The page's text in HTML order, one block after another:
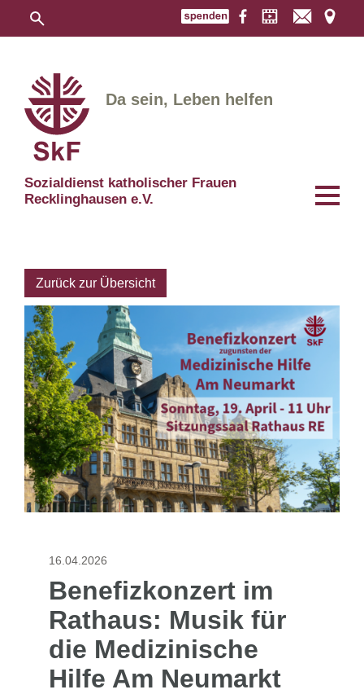
Sozialdienst katholischer Frauen
Recklinghausen e.V.
Da sein, Leben helfen
Zurück zur Übersicht
16.04.2026
Benefizkonzert im
Rathaus: Musik für
die Medizinische
Hilfe Am Neumarkt